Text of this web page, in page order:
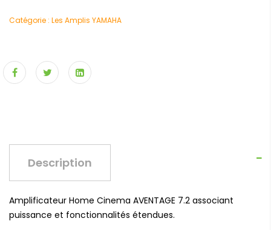
Catégorie : Les Amplis YAMAHA
Description
Amplificateur Home Cinema AVENTAGE 7.2 associant
puissance et fonctionnalités étendues.